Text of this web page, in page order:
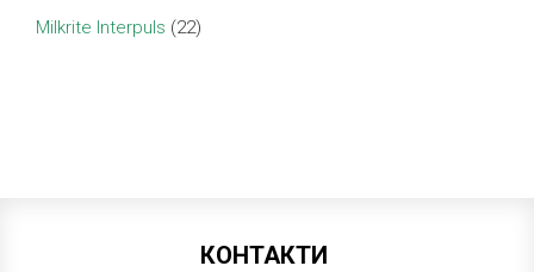
Milkrite Interpuls (22)
КОНТАКТИ